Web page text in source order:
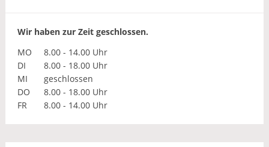
Wir haben zur Zeit geschlossen.
MO
8.00 - 14.00 Uhr
DI
8.00 - 18.00 Uhr
MI
geschlossen
DO
8.00 - 18.00 Uhr
FR
8.00 - 14.00 Uhr